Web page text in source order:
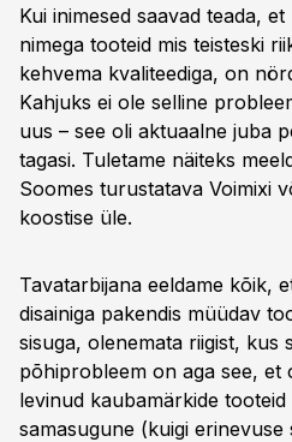
Kui inimesed saavad teada,
nimega tooteid mis teisteski
kehvema kvaliteediga, on
Kahjuks ei ole selline
uus – see oli aktuaalne juba
tagasi. Tuletame näiteks
Soomes turustatava Voimixi
koostise üle.
Tavatarbijana eeldame kõik,
disainiga pakendis müüdav
sisuga, olenemata riigist, kus
põhiprobleem on aga see, et
levinud kaubamärkide
samasugune (kuigi erinevuse